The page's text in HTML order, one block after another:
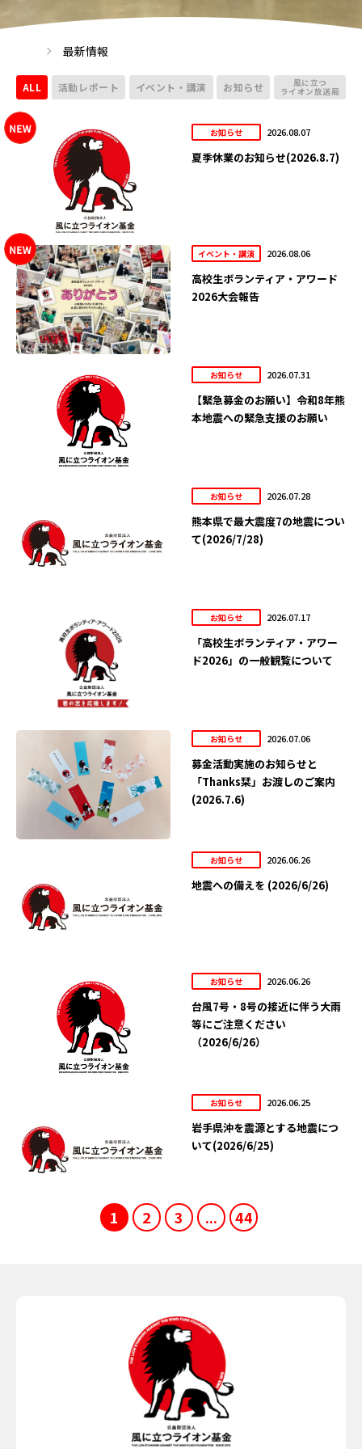
最新情報
ALL 活動レポート イベント・講演 お知らせ 風に立つ
ライオン放送局
お知らせ 2026.08.07
夏季休業のお知らせ(2026.8.7)
イベント・講演 2026.08.06
高校生ボランティア・アワード
2026大会報告
お知らせ 2026.07.31
【緊急募金のお願い】令和8年熊
本地震への緊急支援のお願い
お知らせ 2026.07.28
熊本県で最大震度7の地震につい
て(2026/7/28)
お知らせ 2026.07.17
「高校生ボランティア・アワー
ド2026」の一般観覧について
お知らせ 2026.07.06
募金活動実施のお知らせと
「Thanks栞」お渡しのご案内
(2026.7.6)
お知らせ 2026.06.26
地震への備えを (2026/6/26)
お知らせ 2026.06.26
台風7号・8号の接近に伴う大雨
等にご注意ください
（2026/6/26）
お知らせ 2026.06.25
岩手県沖を震源とする地震につ
いて(2026/6/25)
1 2 3 ... 44